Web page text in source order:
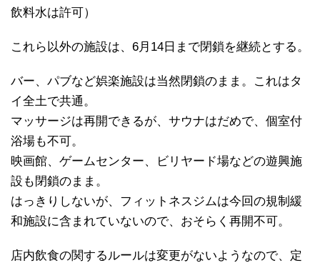
飲料水は許可）
これら以外の施設は、6月14日まで閉鎖を継続とする。
バー、パブなど娯楽施設は当然閉鎖のまま。これはタ
イ全土で共通。
マッサージは再開できるが、サウナはだめで、個室付
浴場も不可。
映画館、ゲームセンター、ビリヤード場などの遊興施
設も閉鎖のまま。
はっきりしないが、フィットネスジムは今回の規制緩
和施設に含まれていないので、おそらく再開不可。
店内飲食の関するルールは変更がないようなので、定